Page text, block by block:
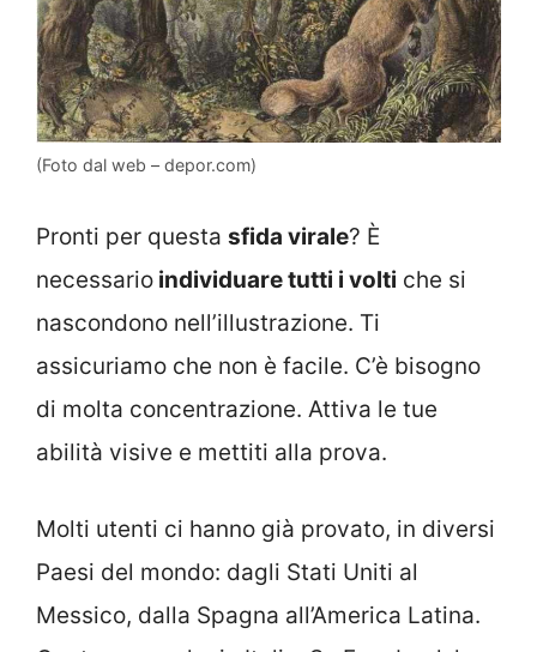
(Foto dal web – depor.com)
Pronti per questa sfida virale? È
necessario individuare tutti i volti che si
nascondono nell’illustrazione. Ti
assicuriamo che non è facile. C’è bisogno
di molta concentrazione. Attiva le tue
abilità visive e mettiti alla prova.
Molti utenti ci hanno già provato, in diversi
Paesi del mondo: dagli Stati Uniti al
Messico, dalla Spagna all’America Latina.